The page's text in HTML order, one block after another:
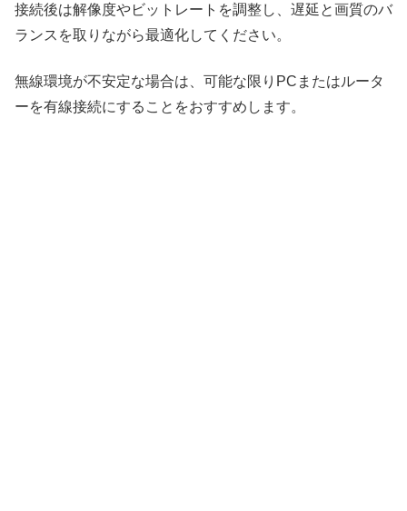
接続後は解像度やビットレートを調整し、遅延と画質のバ
ランスを取りながら最適化してください。
無線環境が不安定な場合は、可能な限りPCまたはルータ
ーを有線接続にすることをおすすめします。